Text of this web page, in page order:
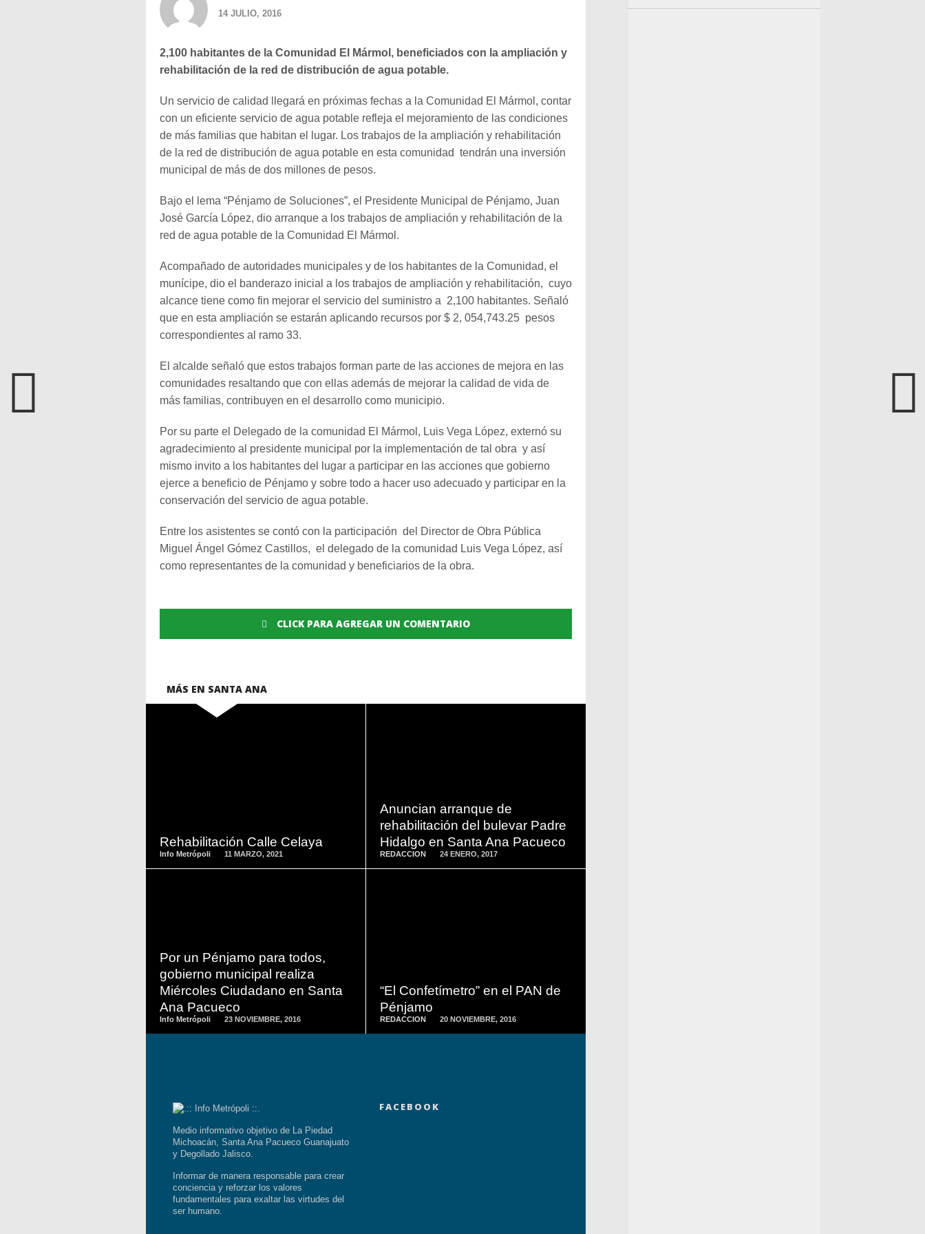
14 JULIO, 2016
2,100 habitantes de la Comunidad El Mármol, beneficiados con la ampliación y
rehabilitación de la red de distribución de agua potable.
Un servicio de calidad llegará en próximas fechas a la Comunidad El Mármol, contar
con un eficiente servicio de agua potable refleja el mejoramiento de las condiciones
de más familias que habitan el lugar. Los trabajos de la ampliación y rehabilitación
de la red de distribución de agua potable en esta comunidad tendrán una inversión
municipal de más de dos millones de pesos.
Bajo el lema “Pénjamo de Soluciones”, el Presidente Municipal de Pénjamo, Juan
José García López, dio arranque a los trabajos de ampliación y rehabilitación de la
red de agua potable de la Comunidad El Mármol.
Acompañado de autoridades municipales y de los habitantes de la Comunidad, el
munícipe, dio el banderazo inicial a los trabajos de ampliación y rehabilitación, cuyo
alcance tiene como fin mejorar el servicio del suministro a 2,100 habitantes. Señaló
que en esta ampliación se estarán aplicando recursos por $ 2, 054,743.25 pesos
correspondientes al ramo 33.
El alcalde señaló que estos trabajos forman parte de las acciones de mejora en las
comunidades resaltando que con ellas además de mejorar la calidad de vida de
más familias, contribuyen en el desarrollo como municipio.
Por su parte el Delegado de la comunidad El Mármol, Luis Vega López, externó su
agradecimiento al presidente municipal por la implementación de tal obra y así
mismo invito a los habitantes del lugar a participar en las acciones que gobierno
ejerce a beneficio de Pénjamo y sobre todo a hacer uso adecuado y participar en la
conservación del servicio de agua potable.
Entre los asistentes se contó con la participación del Director de Obra Pública
Miguel Ángel Gómez Castillos, el delegado de la comunidad Luis Vega López, así
como representantes de la comunidad y beneficiarios de la obra.
CLICK PARA AGREGAR UN COMENTARIO
MÁS EN SANTA ANA
Rehabilitación Calle Celaya
Info Metrópoli 11 MARZO, 2021
Anuncian arranque de
rehabilitación del bulevar Padre
Hidalgo en Santa Ana Pacueco
REDACCION 24 ENERO, 2017
Por un Pénjamo para todos,
gobierno municipal realiza
Miércoles Ciudadano en Santa
Ana Pacueco
Info Metrópoli 23 NOVIEMBRE, 2016
“El Confetímetro” en el PAN de
Pénjamo
REDACCION 20 NOVIEMBRE, 2016
Medio informativo objetivo de La Piedad
Michoacán, Santa Ana Pacueco Guanajuato
y Degollado Jalisco.
Informar de manera responsable para crear
conciencia y reforzar los valores
fundamentales para exaltar las virtudes del
ser humano.
FACEBOOK